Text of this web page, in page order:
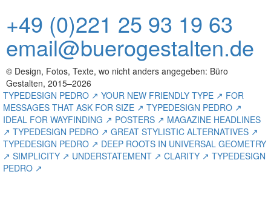
+49 (0)221 25 93 19 63
email@buerogestalten.de
© Design, Fotos, Texte, wo nicht anders angegeben: Büro
Gestalten, 2015–2026
TYPEDESIGN PEDRO ↗ YOUR NEW FRIENDLY TYPE ↗ FOR
MESSAGES THAT ASK FOR SIZE ↗ TYPEDESIGN PEDRO ↗
IDEAL FOR WAYFINDING ↗ POSTERS ↗ MAGAZINE HEADLINES
↗ TYPEDESIGN PEDRO ↗ GREAT STYLISTIC ALTERNATIVES ↗
TYPEDESIGN PEDRO ↗ DEEP ROOTS IN UNIVERSAL GEOMETRY
↗ SIMPLICITY ↗ UNDERSTATEMENT ↗ CLARITY ↗ TYPEDESIGN
PEDRO ↗